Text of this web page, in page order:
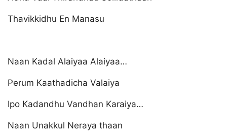
Thavikkidhu En Manasu
Naan Kadal Alaiyaa Alaiyaa…
Perum Kaathadicha Valaiya
Ipo Kadandhu Vandhan Karaiya…
Naan Unakkul Neraya thaan